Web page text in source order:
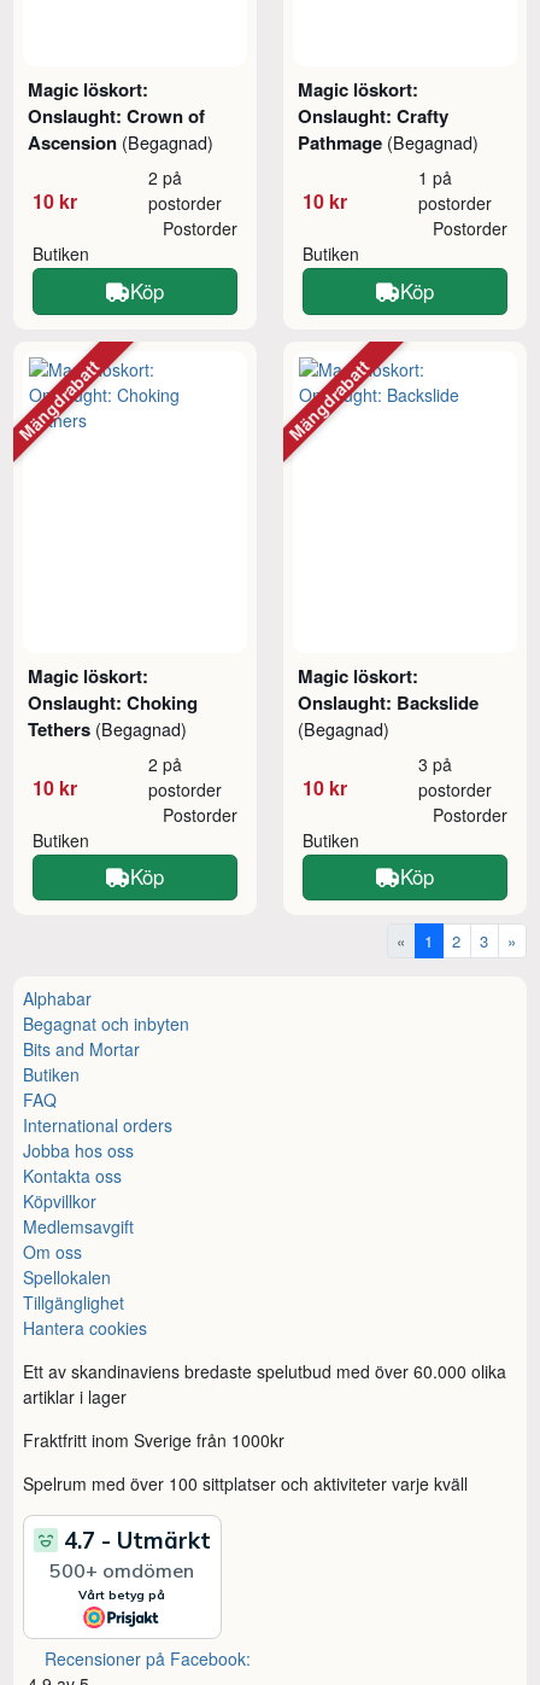
Magic löskort:
Onslaught: Crown of
Ascension (Begagnad)
10 kr
2 på
postorder
Butiken
Postorder
Köp
Magic löskort:
Onslaught: Crafty
Pathmage (Begagnad)
10 kr
1 på
postorder
Butiken
Postorder
Köp
Magic löskort:
Onslaught: Choking
Tethers (Begagnad)
10 kr
2 på
postorder
Butiken
Postorder
Köp
Mängdrabatt
Magic löskort:
Onslaught: Backslide
(Begagnad)
10 kr
3 på
postorder
Butiken
Postorder
Köp
Mängdrabatt
« 1 2 3 »
Alphabar
Begagnat och inbyten
Bits and Mortar
Butiken
FAQ
International orders
Jobba hos oss
Kontakta oss
Köpvillkor
Medlemsavgift
Om oss
Spellokalen
Tillgänglighet
Hantera cookies
Ett av skandinaviens bredaste spelutbud med över 60.000 olika
artiklar i lager
Fraktfritt inom Sverige från 1000kr
Spelrum med över 100 sittplatser och aktiviteter varje kväll
Recensioner på Facebook: